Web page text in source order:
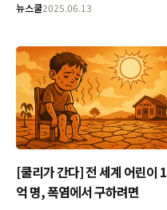
뉴스쿨2025.06.13
[쿨리가 간다] 전 세계 어린이 1
억 명, 폭염에서 구하려면